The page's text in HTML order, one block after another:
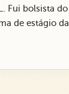
Fui bolsista do
de estágio da